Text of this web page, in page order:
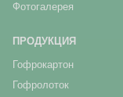
Фотогалерея
ПРОДУКЦИЯ
Гофрокартон
Гофролоток